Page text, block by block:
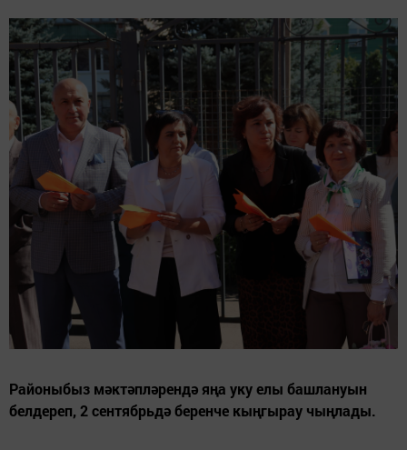
Районыбыз мәктәпләрендә яңа уку елы башлануын
белдереп, 2 сентябрьдә беренче кыңгырау чыңлады.